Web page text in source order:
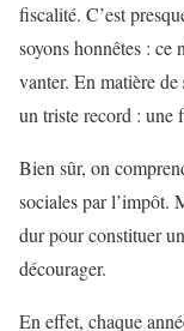
fiscalité. C’est
soyons honnêtes : ce
vanter. En matière de
un triste record : une
Bien sûr, on
sociales par l’impôt.
dur pour constituer un
décourager.
En effet, chaque